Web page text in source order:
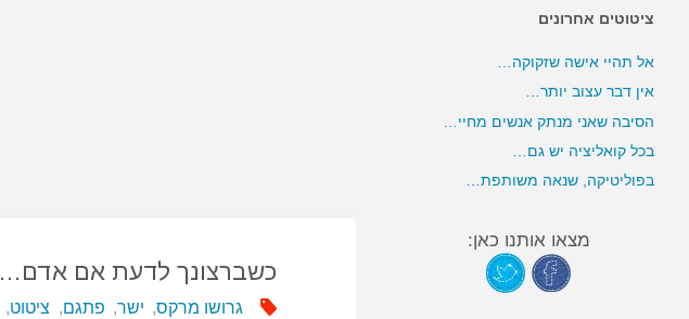
כשברצונך לדעת אם אדם…
גרושו מרקס, ישר, פתגם, ציטוט,
ציטוטים אחרונים
אל תהיי אישה שזקוקה…
אין דבר עצוב יותר…
הסיבה שאני מנתק אנשים מחיי…
בכל קואליציה יש גם…
בפוליטיקה, שנאה משותפת…
מצאו אותנו כאן: